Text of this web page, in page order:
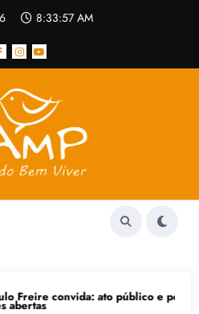
8:33:57 AM
público e pedagógica na sexta-feira